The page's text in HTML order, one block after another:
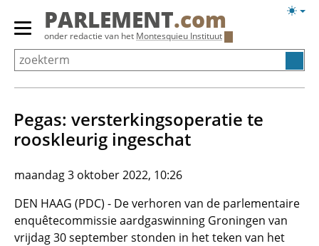
Overslaan
Primair
menu
tonen/verbergen
PARLEMENT.com
onder redactie van het Montesquieu Instituut
Pegas: versterkingsoperatie te
rooskleurig ingeschat
maandag 3 oktober 2022, 10:26
DEN HAAG (PDC) - De verhoren van de parlementaire
enquêtecommissie aardgaswinning Groningen van
vrijdag 30 september stonden in het teken van het